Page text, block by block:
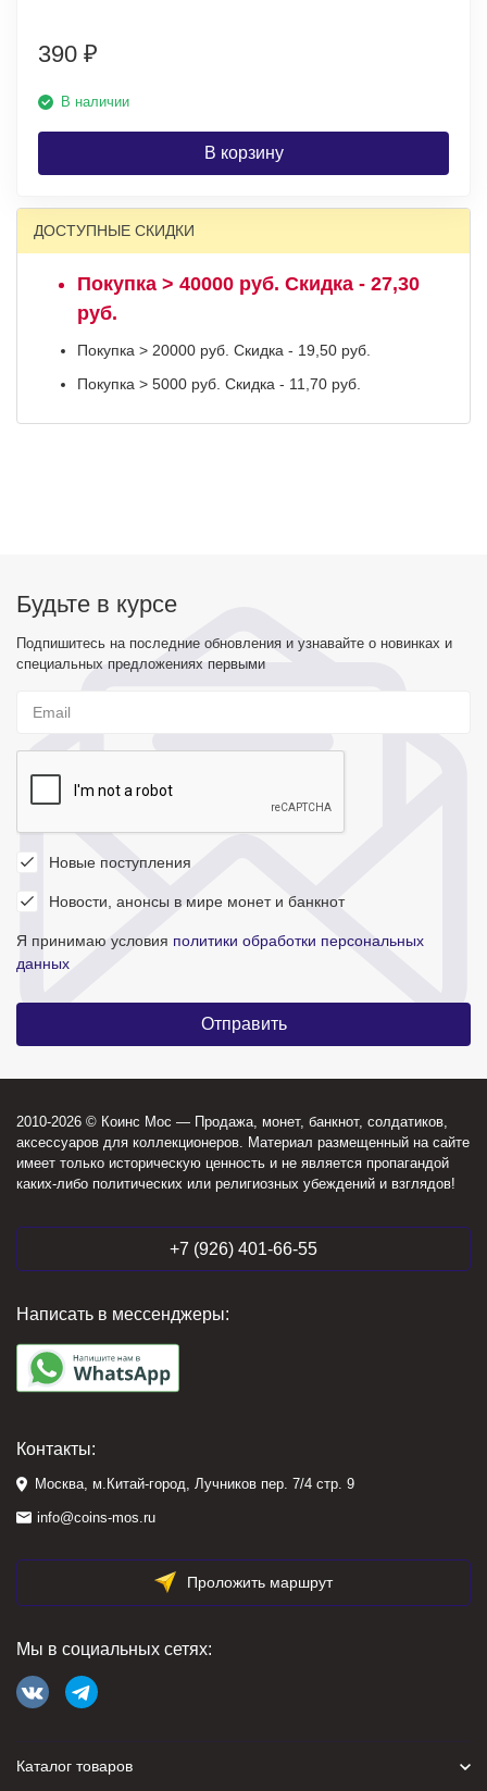
390 ₽
В наличии
В корзину
ДОСТУПНЫЕ СКИДКИ
Покупка > 40000 руб. Скидка - 27,30
руб.
Покупка > 20000 руб. Скидка - 19,50 руб.
Покупка > 5000 руб. Скидка - 11,70 руб.
Будьте в курсе
Подпишитесь на последние обновления и узнавайте о новинках и
специальных предложениях первыми
Новые поступления
Новости, анонсы в мире монет и банкнот
Я принимаю условия политики обработки персональных
данных
2010-2026 © Коинс Мос — Продажа, монет, банкнот, солдатиков,
аксессуаров для коллекционеров. Материал размещенный на сайте
имеет только историческую ценность и не является пропагандой
каких-либо политических или религиозных убеждений и взглядов!
+7 (926) 401-66-55
Написать в мессенджеры:
Контакты:
Москва, м.Китай-город, Лучников пер. 7/4 стр. 9
info@coins-mos.ru
Проложить маршрут
Мы в социальных сетях:
Каталог товаров